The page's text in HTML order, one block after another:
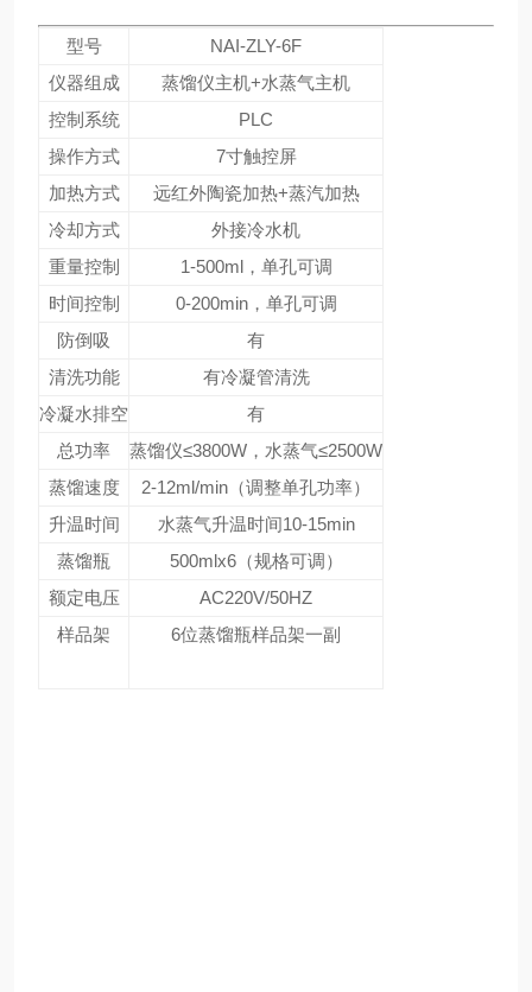
型号
NAI-ZLY-6F
仪器组成
蒸馏仪主机+水蒸气主机
控制系统
PLC
操作方式
7寸触控屏
加热方式
远红外陶瓷加热+蒸汽加热
冷却方式
外接冷水机
重量控制
1-500ml，单孔可调
时间控制
0-200min，单孔可调
防倒吸
有
清洗功能
有冷凝管清洗
冷凝水排空
有
总功率
蒸馏仪≤3800W，水蒸气≤2500W
蒸馏速度
2-12ml/min（调整单孔功率）
升温时间
水蒸气升温时间10-15min
蒸馏瓶
500mlx6（规格可调）
额定电压
AC220V/50HZ
样品架
6位蒸馏瓶样品架一副